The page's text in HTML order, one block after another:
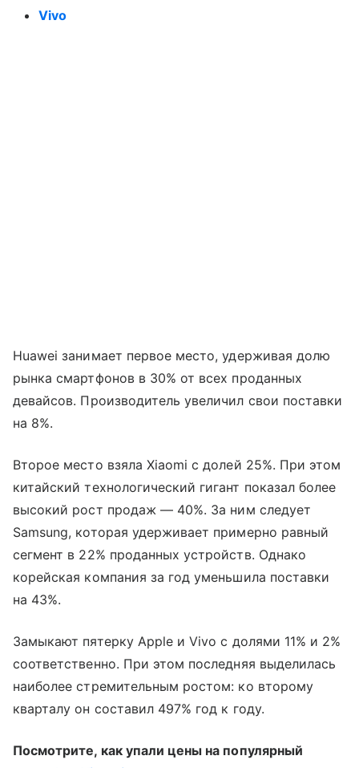
Vivo
Huawei занимает первое место, удерживая долю
рынка смартфонов в 30% от всех проданных
девайсов. Производитель увеличил свои поставки
на 8%.
Второе место взяла Xiaomi с долей 25%. При этом
китайский технологический гигант показал более
высокий рост продаж — 40%. За ним следует
Samsung, которая удерживает примерно равный
сегмент в 22% проданных устройств. Однако
корейская компания за год уменьшила поставки
на 43%.
Замыкают пятерку Apple и Vivo с долями 11% и 2%
соответственно. При этом последняя выделилась
наиболее стремительным ростом: ко второму
кварталу он составил 497% год к году.
Посмотрите, как упали цены на популярный